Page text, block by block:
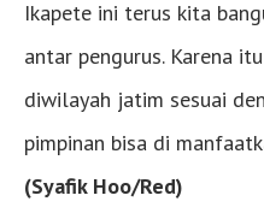
Ikapete ini terus kita
antar pengurus. Karena
diwilayah jatim sesuai
pimpinan bisa di
(Syafik Hoo/Red)